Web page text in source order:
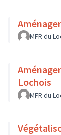
MFR du
Lochois
MFR du